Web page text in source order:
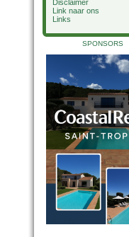
Disclaimer
Link naar ons
Links
SPONSORS